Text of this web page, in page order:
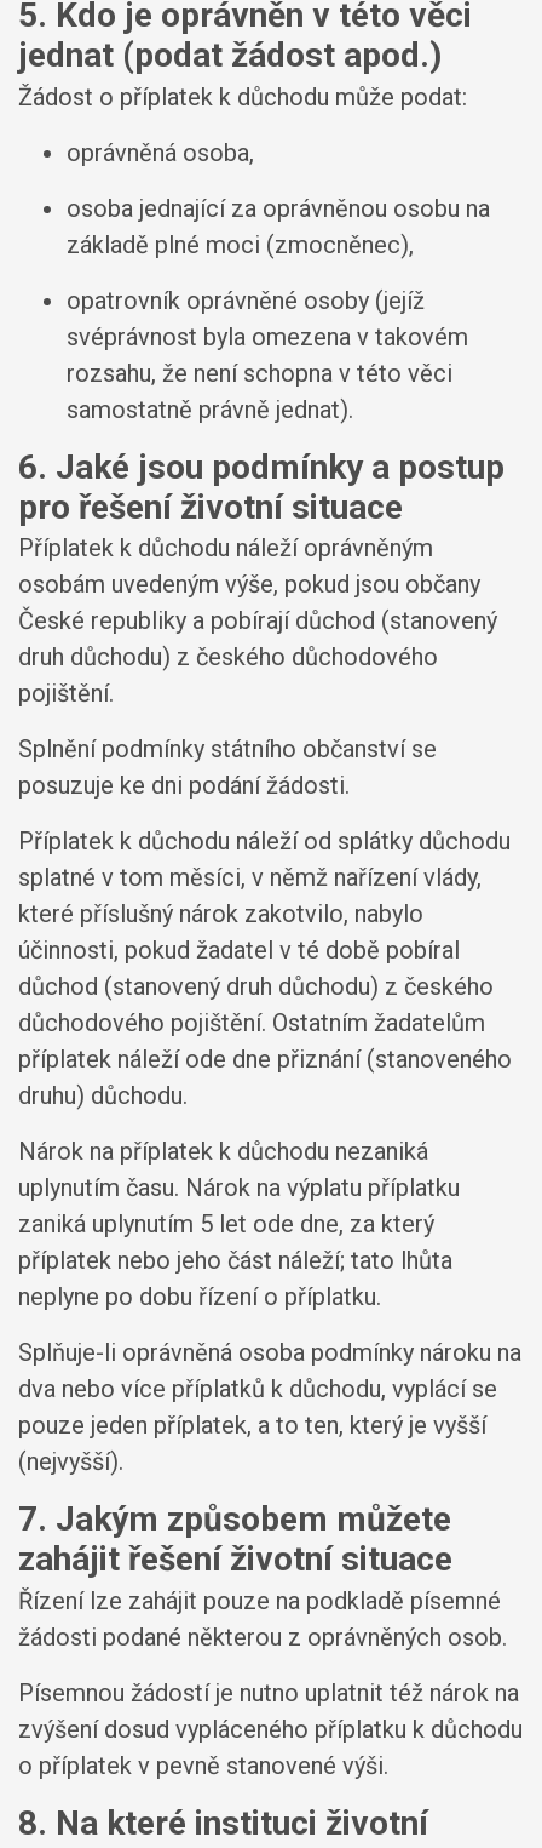
5. Kdo je oprávněn v této věci
jednat (podat žádost apod.)
Žádost o příplatek k důchodu může podat:
oprávněná osoba,
osoba jednající za oprávněnou osobu na
základě plné moci (zmocněnec),
opatrovník oprávněné osoby (jejíž
svéprávnost byla omezena v takovém
rozsahu, že není schopna v této věci
samostatně právně jednat).
6. Jaké jsou podmínky a postup
pro řešení životní situace
Příplatek k důchodu náleží oprávněným
osobám uvedeným výše, pokud jsou občany
České republiky a pobírají důchod (stanovený
druh důchodu) z českého důchodového
pojištění.
Splnění podmínky státního občanství se
posuzuje ke dni podání žádosti.
Příplatek k důchodu náleží od splátky důchodu
splatné v tom měsíci, v němž nařízení vlády,
které příslušný nárok zakotvilo, nabylo
účinnosti, pokud žadatel v té době pobíral
důchod (stanovený druh důchodu) z českého
důchodového pojištění. Ostatním žadatelům
příplatek náleží ode dne přiznání (stanoveného
druhu) důchodu.
Nárok na příplatek k důchodu nezaniká
uplynutím času. Nárok na výplatu příplatku
zaniká uplynutím 5 let ode dne, za který
příplatek nebo jeho část náleží; tato lhůta
neplyne po dobu řízení o příplatku.
Splňuje-li oprávněná osoba podmínky nároku na
dva nebo více příplatků k důchodu, vyplácí se
pouze jeden příplatek, a to ten, který je vyšší
(nejvyšší).
7. Jakým způsobem můžete
zahájit řešení životní situace
Řízení lze zahájit pouze na podkladě písemné
žádosti podané některou z oprávněných osob.
Písemnou žádostí je nutno uplatnit též nárok na
zvýšení dosud vypláceného příplatku k důchodu
o příplatek v pevně stanovené výši.
8. Na které instituci životní